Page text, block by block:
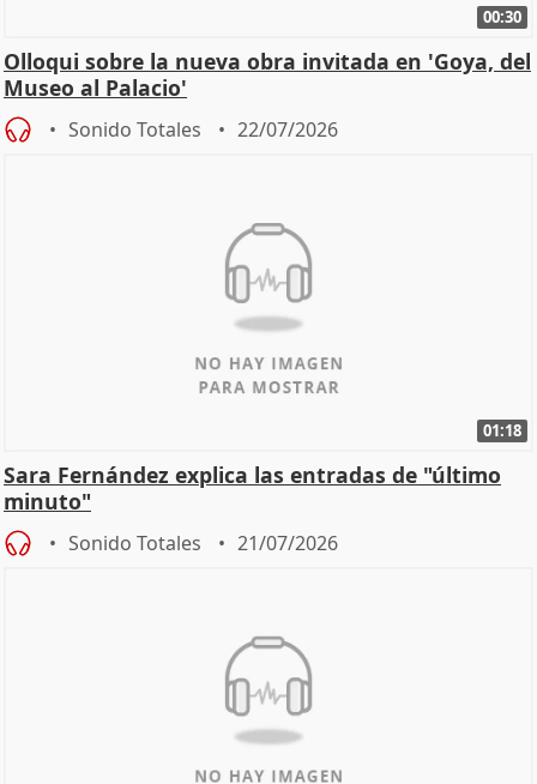
00:30
Olloqui sobre la nueva obra invitada en 'Goya, del
Museo al Palacio'
Sonido Totales 22/07/2026
01:18
Sara Fernández explica las entradas de "último
minuto"
Sonido Totales 21/07/2026